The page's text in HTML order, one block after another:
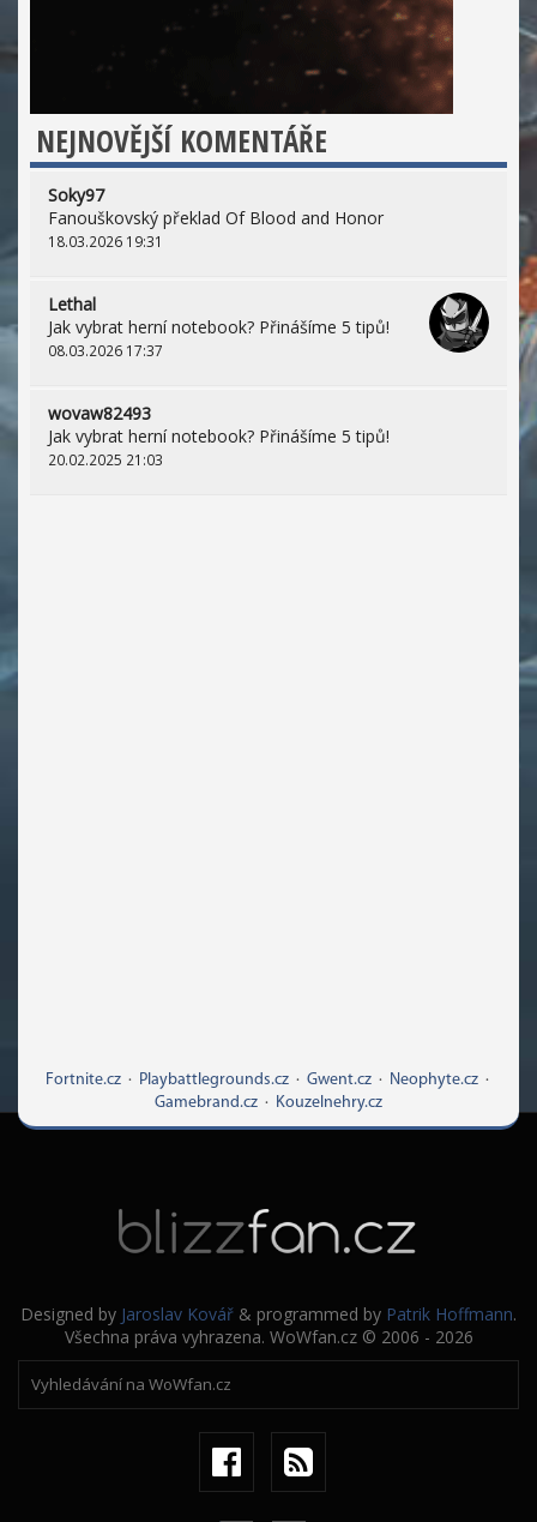
NEJNOVĚJŠÍ KOMENTÁŘE
Soky97
Fanouškovský překlad Of Blood and Honor
18.03.2026 19:31
Lethal
Jak vybrat herní notebook? Přinášíme 5 tipů!
08.03.2026 17:37
wovaw82493
Jak vybrat herní notebook? Přinášíme 5 tipů!
20.02.2025 21:03
Fortnite.cz· Playbattlegrounds.cz· Gwent.cz· Neophyte.cz·
Gamebrand.cz · Kouzelnehry.cz
Designed by Jaroslav Kovář & programmed by Patrik Hoffmann.
Všechna práva vyhrazena. WoWfan.cz © 2006 - 2026